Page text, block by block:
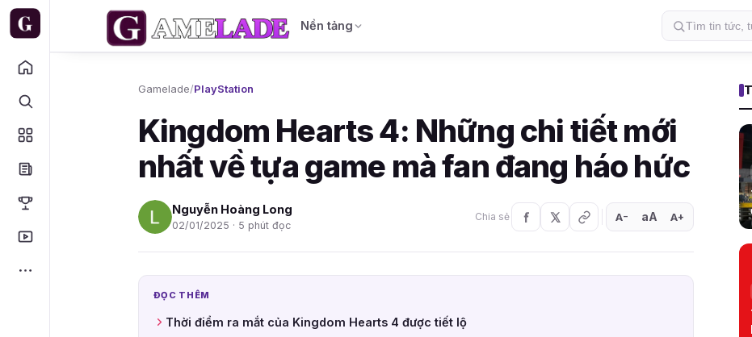
Nền tảng
Gamelade/PlayStation
Kingdom Hearts 4: Những chi tiết mới
nhất về tựa game mà fan đang háo hức
Nguyễn Hoàng Long
02/01/2025 · 5 phút đọc
Chia sẻ A− aA A+
ĐỌC THÊM
Thời điểm ra mắt của Kingdom Hearts 4 được tiết lộ